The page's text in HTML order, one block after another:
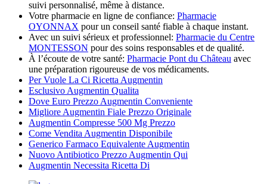
suivi personnalisé, même à distance.
Votre pharmacie en ligne de confiance: Pharmacie
OYONNAX pour un conseil santé fiable à chaque instant.
Avec un suivi sérieux et professionnel: Pharmacie du Centre
MONTESSON pour des soins responsables et de qualité.
À l’écoute de votre santé: Pharmacie Pont du Château avec
une préparation rigoureuse de vos médicaments.
Per Vuole La Ci Ricetta Augmentin
Esclusivo Augmentin Qualita
Dove Euro Prezzo Augmentin Conveniente
Migliore Augmentin Fiale Prezzo Originale
Augmentin Compresse 500 Mg Prezzo
Come Vendita Augmentin Disponibile
Generico Farmaco Equivalente Augmentin
Nuovo Antibiotico Prezzo Augmentin Qui
Augmentin Necessita Ricetta Di